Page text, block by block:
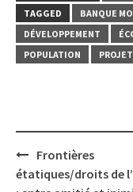
TAGGED
BANQUE
DÉVELOPPEMENT
POPULATION
Post
navigation
Frontières
étatiques/droits de